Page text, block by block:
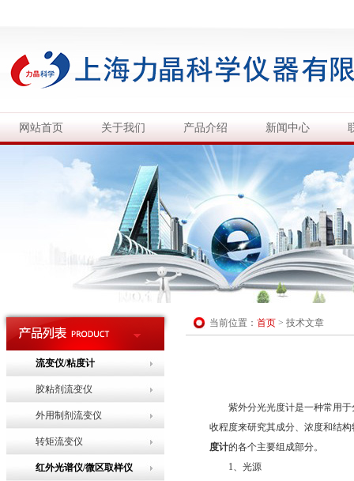
网站首页 关于我们 产品介绍 新闻中心
流变仪/粘度计
胶粘剂流变仪
外用制剂流变仪
转矩流变仪
红外光谱仪/微区取样仪
当前位置： 首页 > 技术文章
紫外分光光度计是一种常用于
收程度来研究其成分、浓度和结
度计的各个主要组成部分。
1、光源